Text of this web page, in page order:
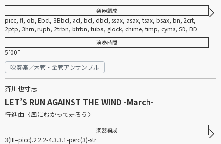
楽器編成
picc, fl, ob, Ebcl, 3Bbcl, acl, bcl, dbcl, ssax, asax, tsax, bsax, bn, 2crt,
2ptp, 3hrn, ruph, 2trbn, btrbn, tuba, glock, chime, timp, cyms, SD, BD
演奏時間
5’00”
吹奏楽／木管・金管アンサンブル
芥川也寸志
LET’S RUN AGAINST THE WIND -March-
行進曲〈風にむかって走ろう〉
楽器編成
3(III=picc).2.2.2-4.3.3.1-perc(3)-str